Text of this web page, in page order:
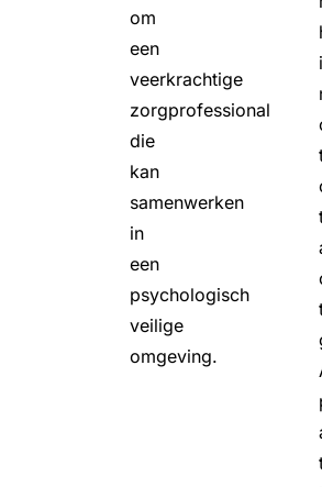
om
een
veerkrachtige
zorgprofessional
die
kan
samenwerken
in
een
psychologisch
veilige
omgeving.